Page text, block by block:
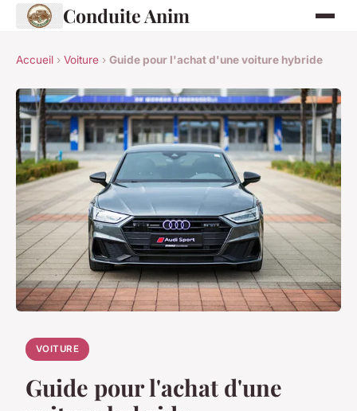
Conduite Anim
Accueil › Voiture › Guide pour l'achat d'une voiture hybride
VOITURE
Guide pour l'achat d'une